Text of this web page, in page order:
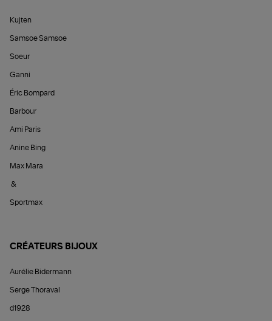
Kujten
Samsoe Samsoe
Soeur
Ganni
Éric Bompard
Barbour
Ami Paris
Anine Bing
Max Mara
&
Sportmax
CRÉATEURS BIJOUX
Aurélie Bidermann
Serge Thoraval
d1928